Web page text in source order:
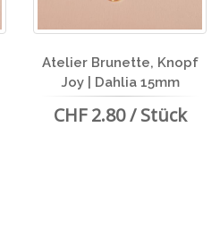
Atelier Brunette, Knopf
Joy | Dahlia 15mm
CHF 2.80 / Stück